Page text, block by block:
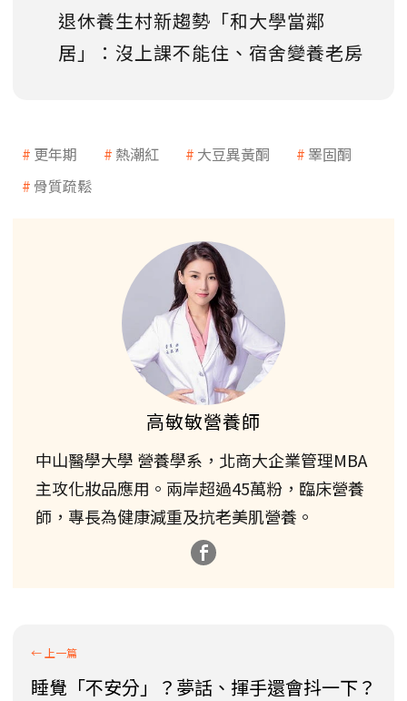
退休養生村新趨勢「和大學當鄰
居」：沒上課不能住、宿舍變養老房
更年期 熱潮紅 大豆異黃酮
睪固酮
骨質疏鬆
高敏敏營養師
中山醫學大學 營養學系，北商大企業管理MBA
主攻化妝品應用。兩岸超過45萬粉，臨床營養
師，專長為健康減重及抗老美肌營養。
睡覺「不安分」？夢話、揮手還會抖一下？